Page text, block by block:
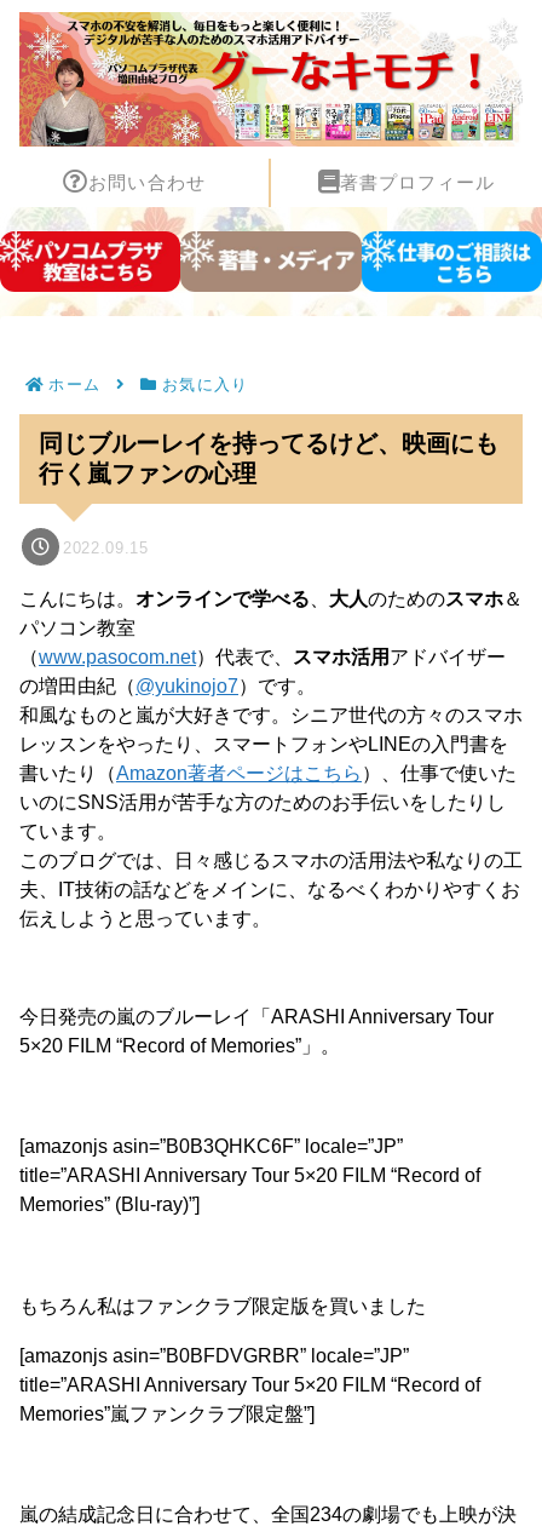
お問い合わせ 著書プロフィール
ホーム お気に入り
同じブルーレイを持ってるけど、映画にも
行く嵐ファンの心理
2022.09.15
こんにちは。 オンラインで学べる 大人のためのスマホ＆
パソコン教室
（www.pasocom.net）代表で、 スマホ活用 アドバイザー
の増田由紀（@yukinojo7）です。
和風なものと嵐が大好きです。シニア世代の方々のスマホ
レッスンをやったり、スマートフォンやLINEの入門書を
書いたり（Amazon著者ページはこちら ）、仕事で使いた
いのにSNS活用が苦手な方のためのお手伝いをしたりし
ています。
このブログでは、日々感じるスマホの活用法や私なりの工
夫、IT技術の話などをメインに、なるべくわかりやすくお
伝えしようと思っています。
今日発売の嵐のブルーレイ「ARASHI Anniversary Tour
5×20 FILM “Record of Memories”」。
[amazonjs asin=”B0B3QHKC6F” locale=”JP”
title=”ARASHI Anniversary Tour 5×20 FILM “Record of
Memories” (Blu-ray)”]
もちろん私はファンクラブ限定版を買いました
[amazonjs asin=”B0BFDVGRBR” locale=”JP”
title=”ARASHI Anniversary Tour 5×20 FILM “Record of
Memories”嵐ファンクラブ限定盤”]
嵐の結成記念日に合わせて、全国234の劇場でも上映が決